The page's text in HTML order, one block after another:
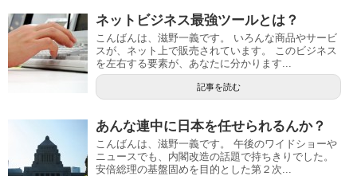
ネットビジネス最強ツールとは？
こんばんは、滋野一義です。 いろんな商品やサービ
スが、ネット上で販売されています。 このビジネス
を左右する要素が、あなたに分かります...
記事を読む
あんな連中に日本を任せられるんか？
こんばんは、滋野一義です。 午後のワイドショーや
ニュースでも、内閣改造の話題で持ちきりでした。
安倍総理の基盤固めを目的とした第２次...